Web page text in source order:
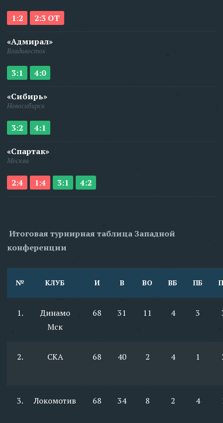
1:2 2:3 ОТ
«Адмирал»
Владивосток
3:1 4:0
«Сибирь»
Новосибирск
3:2 4:1
«Спартак»
Москва
2:4 1:4 3:1 4:2
Итоговая турнирная таблица Западной
конференции
№ КЛУБ И В ВО ВБ ПБ
1.
Динамо
Мск
68 31 11 4 3
2. СКА 68 40 2 4 1
3. Локомотив 68 34 8 2 4